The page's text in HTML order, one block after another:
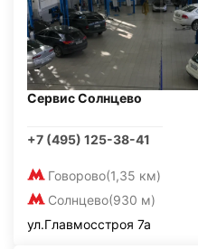
Сервис Солнцево
+7 (495) 125-38-41
Говорово(1,35 км)
Солнцево(930 м)
ул.Главмосстроя 7а